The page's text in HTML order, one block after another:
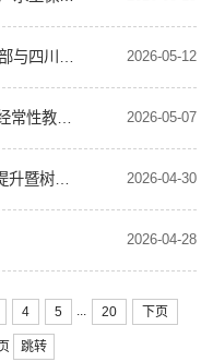
2026-05-12
2026-05-07
2026-04-30
2026-04-28
4 5 ... 20 下页
跳转